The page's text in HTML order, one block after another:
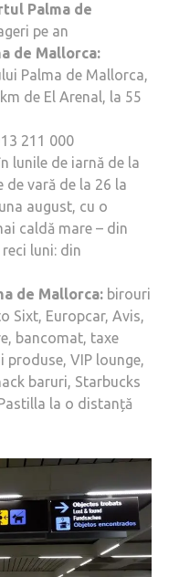
Palma de
pe an
de Mallorca:
Palma de Mallorca,
de El Arenal, la 55
211 000
lunile de iarnă de la
de vară de la 26 la
august, cu o
caldă mare – din
luni: din
de Mallorca: birouri
Sixt, Europcar, Avis,
bancomat, taxe
produse, VIP lounge,
baruri, Starbucks
la o distanță